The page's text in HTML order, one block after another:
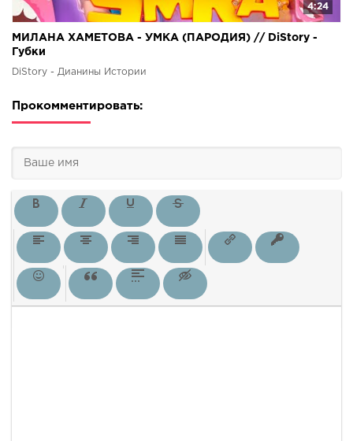
4:24
МИЛАНА ХАМЕТОВА - УМКА (ПАРОДИЯ) // DiStory -
Губки
DiStory - Дианины Истории
Прокомментировать: